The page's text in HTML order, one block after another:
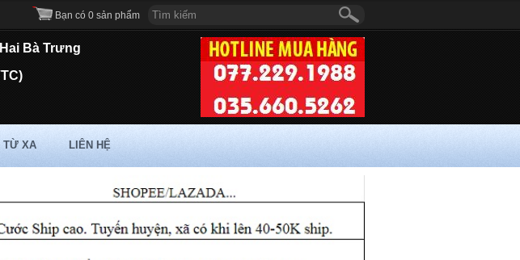
Bạn có 0 sản phẩm
Bà Trưng
TỪ XA LIÊN HỆ